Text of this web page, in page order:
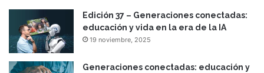
Edición 37 – Generaciones conectadas:
educación y vida en la era de la IA
19 noviembre, 2025
Generaciones conectadas: educación y